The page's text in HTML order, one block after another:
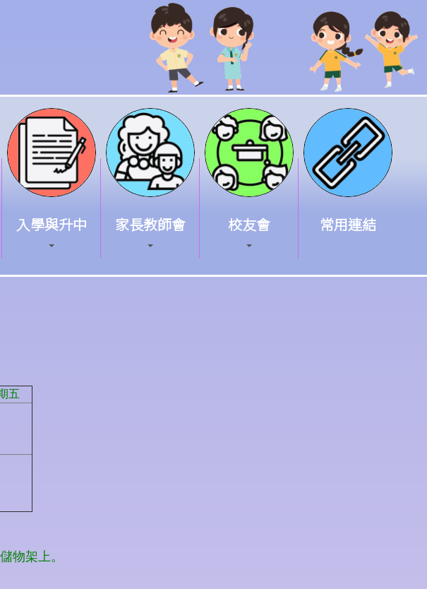
入學與升中 家長教師會 校友會 常用連結